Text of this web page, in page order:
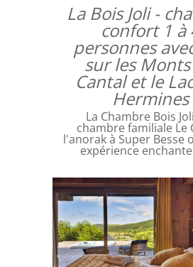
La Bois Joli -
confort 1 à
personnes
sur les
Cantal et le
Hermines
La Chambre Bois
chambre familiale Le
l'anorak à Super Besse
expérience